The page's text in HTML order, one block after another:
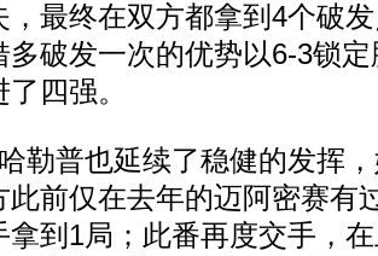
，最终在双方都拿到4个破
多破发一次的优势以6-3锁
四强。
普也延续了稳健的发挥，
此前仅在去年的迈阿密赛有
拿到1局；此番再度交手，